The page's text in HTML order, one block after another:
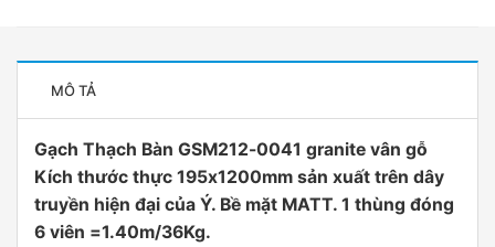
MÔ TẢ
Gạch Thạch Bàn GSM212-0041 granite vân gỗ
Kích thước thực 195x1200mm sản xuất trên dây
truyền hiện đại của Ý. Bề mặt MATT. 1 thùng đóng
6 viên =1.40m/36Kg.